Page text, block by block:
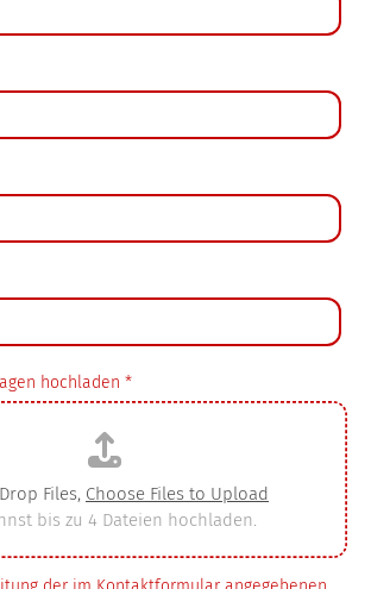
hochladen *
Files, Choose Files to Upload
bis zu 4 Dateien hochladen.